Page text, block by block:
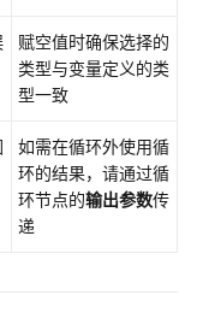
赋空值时确保选择的
类型与变量定义的类
型一致
如需在循环外使用循
环的结果，请通过循
环节点的输出参数传
递